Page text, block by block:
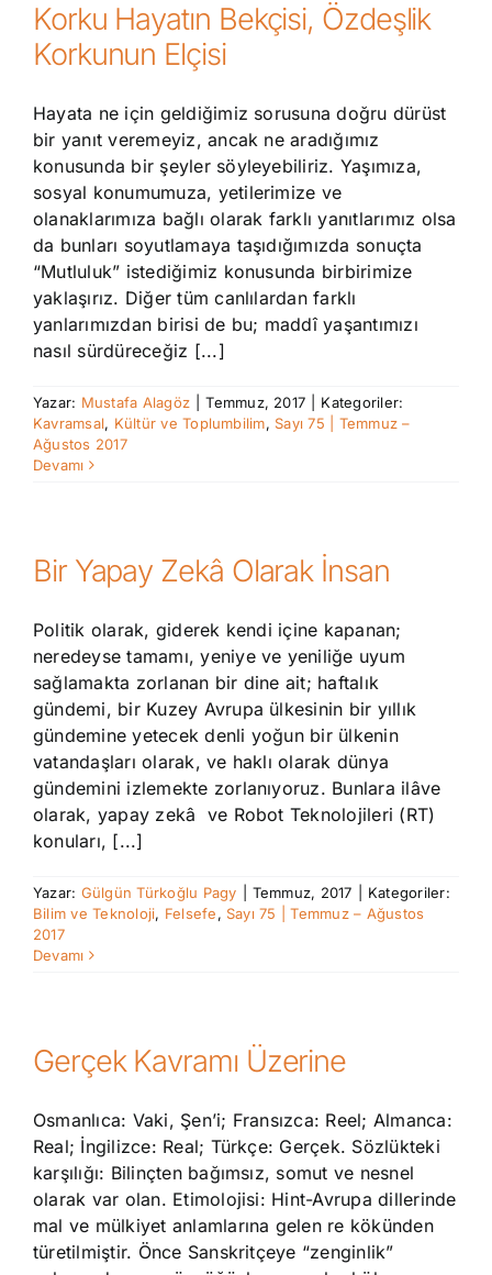
Korku Hayatın Bekçisi, Özdeşlik
Korkunun Elçisi
Hayata ne için geldiğimiz sorusuna doğru dürüst
bir yanıt veremeyiz, ancak ne aradığımız
konusunda bir şeyler söyleyebiliriz. Yaşımıza,
sosyal konumumuza, yetilerimize ve
olanaklarımıza bağlı olarak farklı yanıtlarımız olsa
da bunları soyutlamaya taşıdığımızda sonuçta
“Mutluluk” istediğimiz konusunda birbirimize
yaklaşırız. Diğer tüm canlılardan farklı
yanlarımızdan birisi de bu; maddî yaşantımızı
nasıl sürdüreceğiz [...]
Yazar: Mustafa Alagöz Temmuz, 2017
Kategoriler:
Kavramsal, Kültür ve Toplumbilim, Sayı 75 | Temmuz –
Ağustos 2017
Devamı
Bir Yapay Zekâ Olarak İnsan
Politik olarak, giderek kendi içine kapanan;
neredeyse tamamı, yeniye ve yeniliğe uyum
sağlamakta zorlanan bir dine ait; haftalık
gündemi, bir Kuzey Avrupa ülkesinin bir yıllık
gündemine yetecek denli yoğun bir ülkenin
vatandaşları olarak, ve haklı olarak dünya
gündemini izlemekte zorlanıyoruz. Bunlara ilâve
olarak, yapay zekâ ve Robot Teknolojileri (RT)
konuları, [...]
Yazar: Gülgün Türkoğlu Pagy Temmuz, 2017
Kategoriler:
Bilim ve Teknoloji, Felsefe, Sayı 75 | Temmuz – Ağustos
2017
Devamı
Gerçek Kavramı Üzerine
Osmanlıca: Vaki, Şen’i; Fransızca: Reel; Almanca:
Real; İngilizce: Real; Türkçe: Gerçek. Sözlükteki
karşılığı: Bilinçten bağımsız, somut ve nesnel
olarak var olan. Etimolojisi: Hint-Avrupa dillerinde
mal ve mülkiyet anlamlarına gelen re kökünden
türetilmiştir. Önce Sanskritçeye “zenginlik”